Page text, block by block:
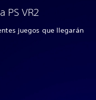
PS VR2
juegos que llegarán